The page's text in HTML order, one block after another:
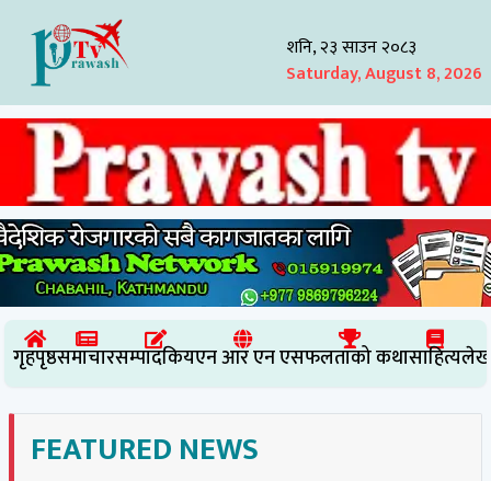
शनि, २३ साउन २०८३
Saturday, August 8, 2026
गृहपृष्ठसमाचारसम्पादकियएन आर एन एसफलताको कथासाहित्यलेख
FEATURED NEWS